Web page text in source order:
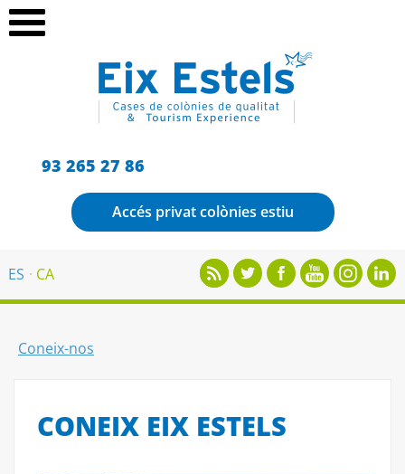
93 265 27 86
Accés privat colònies estiu
ES CA
Coneix-nos
CONEIX EIX ESTELS